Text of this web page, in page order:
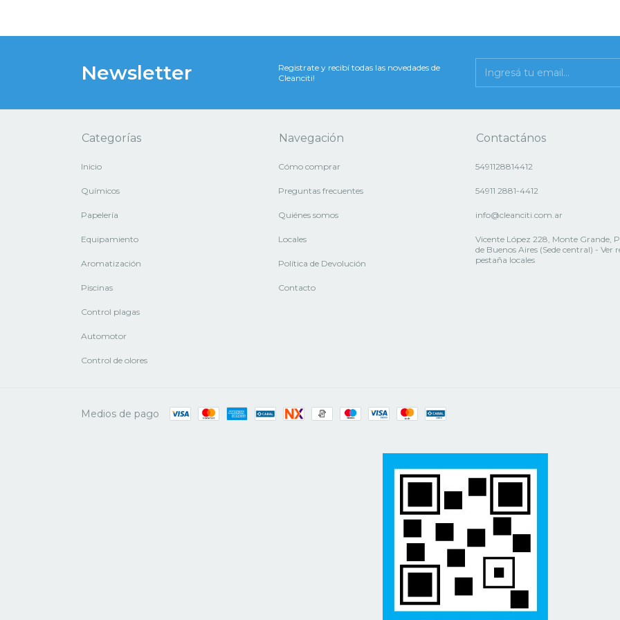
Newsletter
Registrate y recibí todas las novedades de
Cleanciti!
Categorías
Inicio
Químicos
Papelería
Equipamiento
Aromatización
Piscinas
Control plagas
Automotor
Control de olores
Navegación
Cómo comprar
Preguntas frecuentes
Quiénes somos
Locales
Política de Devolución
Contacto
Contactános
5491128814412
54911 2881-4412
info@cleanciti.com.ar
Vicente López 228, Monte Grande,
de Buenos Aires (Sede central) - Ver
pestaña locales
Medios de pago